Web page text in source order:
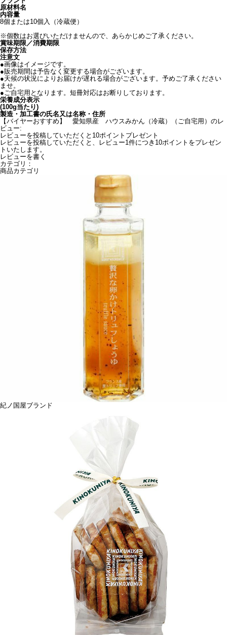
原材料名
内容量
8個または10個入（冷蔵便）
※個数はお選びいただけませんので、あらかじめご了承ください。
賞味期限／消費期限
保存方法
注意文
●画像はイメージです。
●販売期間は予告なく変更する場合がございます。
●天候の状況によりお届けが遅れる場合がございます。予めご了承ください
ませ。
●ご自宅用となります。短冊対応はお断りしております。
栄養成分表示
(100g当たり)
製造・加工書の氏名又は名称・住所
【バイヤーおすすめ】 愛知県産 ハウスみかん（冷蔵）（ご自宅用）のレ
ビュー:
レビューを投稿していただくと10ポイントプレゼント
レビューを投稿していただくと、レビュー1件につき10ポイントをプレゼン
トいたします。
レビューを書く
カテゴリ：
商品カテゴリ
紀ノ国屋ブランド